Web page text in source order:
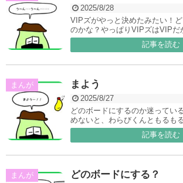
2025/8/28
VIPズがやっと決めたみたい！
のかな？やっぱりVIPズはVIPだ
記事を読む
まよう
2025/8/27
まんが
どのボードにするのか迷ってい
めないと、わらびくんともるも
記事を読む
どのボードにする？
まんが